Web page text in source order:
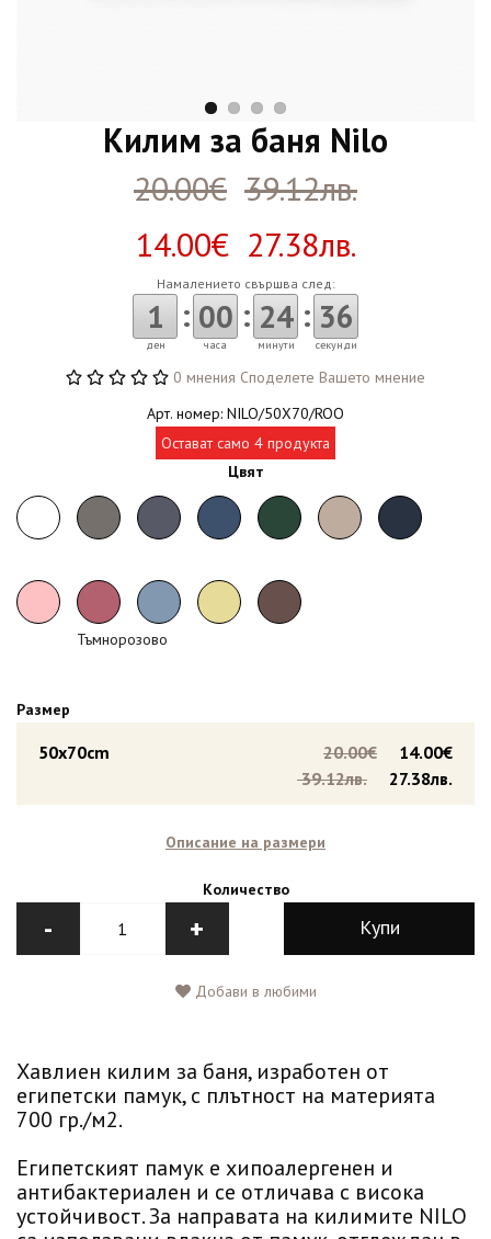
Килим за баня Nilo
20.00€ 39.12лв.
14.00€ 27.38лв.
Намалението свършва след:
1
ден
: 00
часа
: 24
минути
: 35
секунди
0 мнения Споделете Вашето мнение
Арт. номер: NILO/50X70/ROO
Остават само 4 продукта
Цвят
Тъмнорозово
Размер
50x70cm 14.00€
20.00€
27.38лв.
39.12лв.
Описание на размери
Количество
- + Купи
Добави в любими
Хавлиен килим за баня, изработен от
египетски памук, с плътност на материята
700 гр./м2.
Египетският памук е хипоалергенен и
антибактериален и се отличава с висока
устойчивост. За направата на килимите NILO